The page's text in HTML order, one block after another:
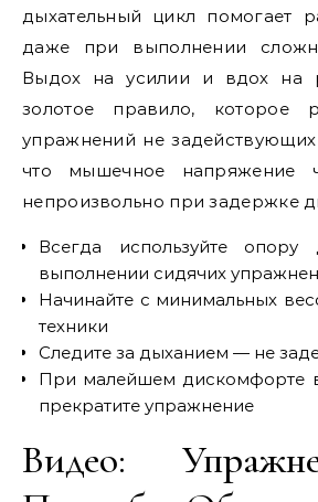
дыхательный цикл помогает
даже при выполнении
Выдох на усилии и вдох на
золотое правило, которое
упражнений не
что мышечное напряжение
непроизвольно при задержке
Всегда используйте
выполнении сидячих
Начинайте с минимальных
техники
Следите за дыханием — не
При малейшем дискомфорте
прекратите упражнение
Видео: